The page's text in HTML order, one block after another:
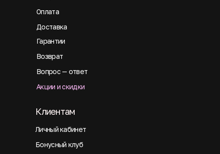
Оплата
Доставка
Гарантии
Возврат
Вопрос — ответ
Акции и скидки
Личный кабинет
Клиентам
Бонусный клуб